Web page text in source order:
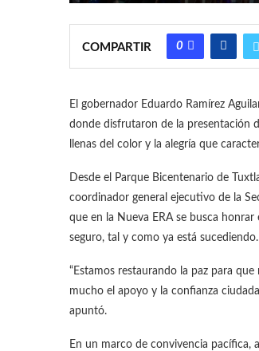
COMPARTIR 0
El gobernador Eduardo Ramírez
donde disfrutaron de la presentación
llenas del color y la alegría que
Desde el Parque Bicentenario de
coordinador general ejecutivo de la
que en la Nueva ERA se busca
seguro, tal y como ya está sucediendo.
“Estamos restaurando la paz para
mucho el apoyo y la confianza
apuntó.
En un marco de convivencia pacífica,